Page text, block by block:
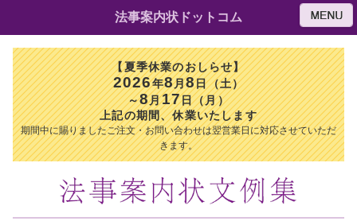
法事案内状ドットコム
【夏季休業のおしらせ】
2026年8月8日（土）
～8月17日（月）
上記の期間、休業いたします
期間中に賜りましたご注文・お問い合わせは翌営業日に対応させていただ
きます。